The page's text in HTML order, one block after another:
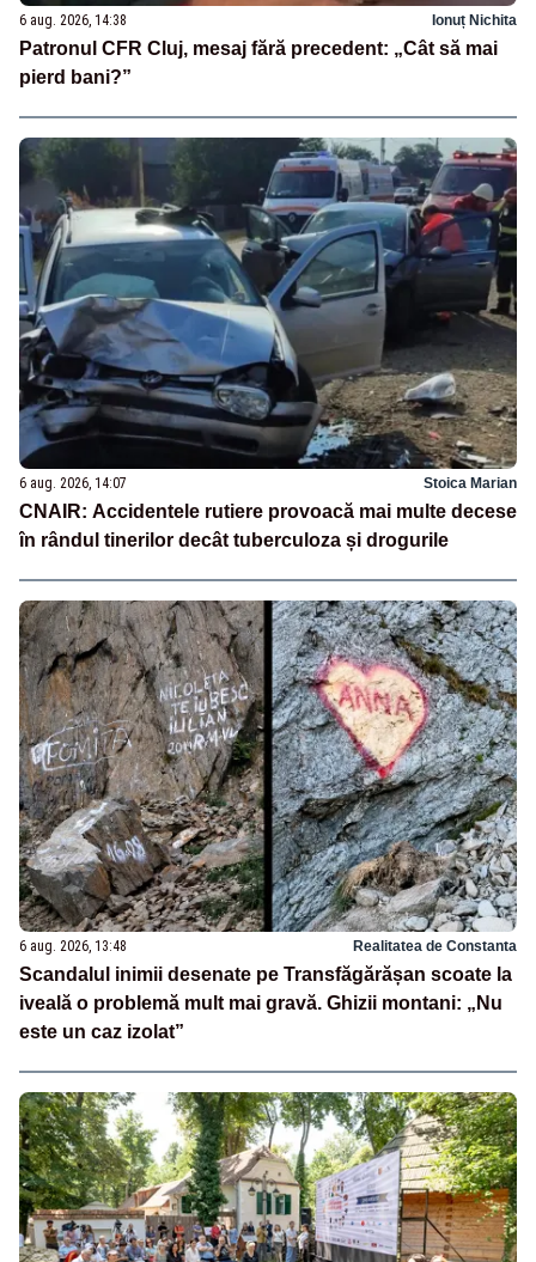
6 aug. 2026, 14:38 Ionuț Nichita
Patronul CFR Cluj, mesaj fără precedent: „Cât să mai
pierd bani?”
6 aug. 2026, 14:07 Stoica Marian
CNAIR: Accidentele rutiere provoacă mai multe decese
în rândul tinerilor decât tuberculoza și drogurile
6 aug. 2026, 13:48 Realitatea de Constanta
Scandalul inimii desenate pe Transfăgărășan scoate la
iveală o problemă mult mai gravă. Ghizii montani: „Nu
este un caz izolat”